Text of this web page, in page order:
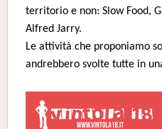
territorio e non: Slow Food,
Alfred Jarry.
Le attività che proponiamo
andrebbero svolte tutte in